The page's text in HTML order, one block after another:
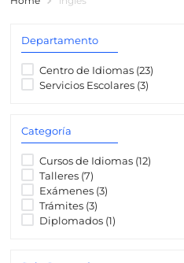
Departamento
Centro de Idiomas (23)
Servicios Escolares (3)
Categoría
Cursos de Idiomas (12)
Talleres (7)
Exámenes (3)
Trámites (3)
Diplomados (1)